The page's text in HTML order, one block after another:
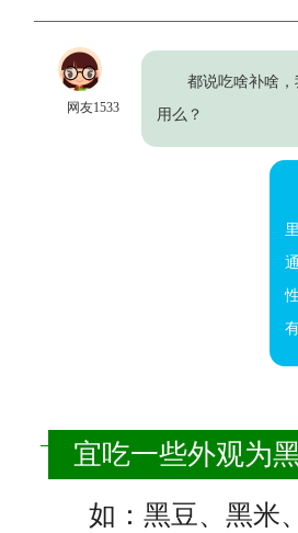
网友1533
都说吃啥补啥
用么？
宜吃一些外观为
如：黑豆、黑米